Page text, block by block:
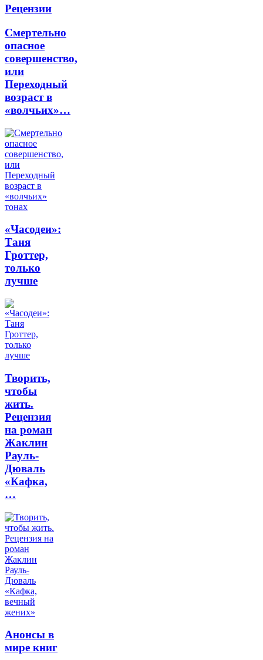
Рецензии
Смертельно
опасное
совершенство,
или
Переходный
возраст в
«волчьих»…
«Часодеи»:
Таня
Гроттер,
только
лучше
Творить,
чтобы
жить.
Рецензия
на роман
Жаклин
Рауль-
Дюваль
«Кафка,
…
Анонсы в
мире книг